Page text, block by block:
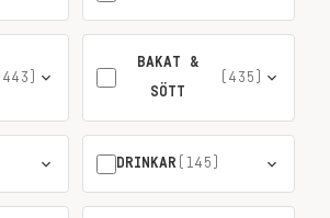
(443)
BAKAT &
SÖTT
(435)
DRINKAR (145)